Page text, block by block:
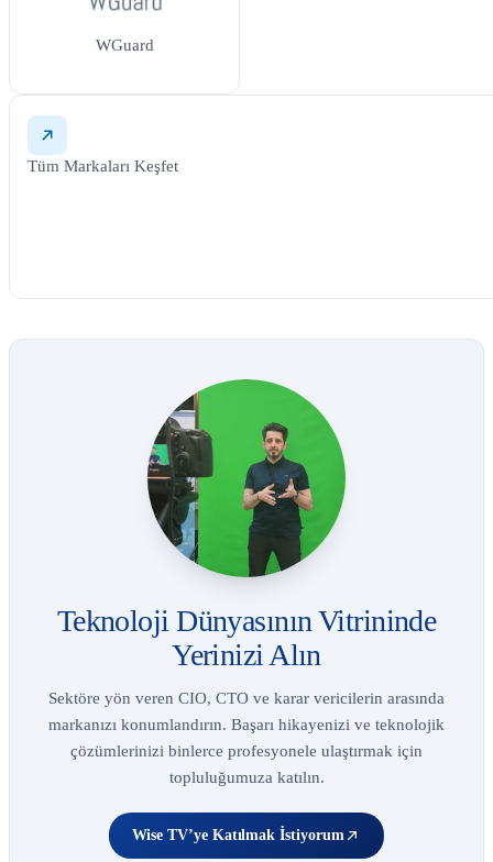
WGuard
Tüm Markaları Keşfet
Teknoloji Dünyasının Vitrininde
Yerinizi Alın
Sektöre yön veren CIO, CTO ve karar vericilerin arasında
markanızı konumlandırın. Başarı hikayenizi ve teknolojik
çözümlerinizi binlerce profesyonele ulaştırmak için
topluluğumuza katılın.
Wise TV’ye Katılmak İstiyorum